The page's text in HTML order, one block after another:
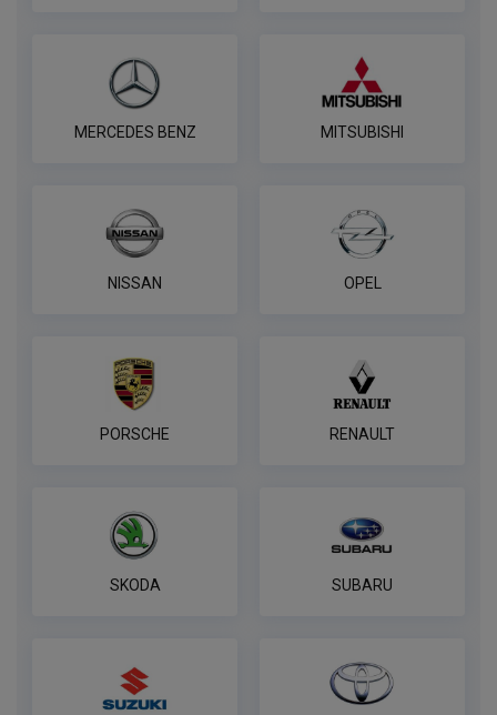
MERCEDES BENZ MITSUBISHI
NISSAN OPEL
PORSCHE RENAULT
SKODA SUBARU